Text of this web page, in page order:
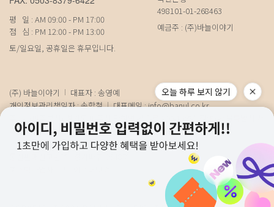
평 일 : AM 09:00 - PM 17:00
점 심 : PM 12:00 - PM 13:00
토/일요일, 공휴일은 휴무입니다.
498101-01-268463
예금주 : (주)바늘이야기
(주) 바늘이야기
대표자 : 송영예
개인정보관리책임자 : 송학철
대표메일 :info@banul.co.kr
대문구 연희로11가길 15 (물류) 경기도 파주시 성동로 19-17
사업자번호 : 674-88-00100[사업자정보확인]
오늘 하루 보지 않기